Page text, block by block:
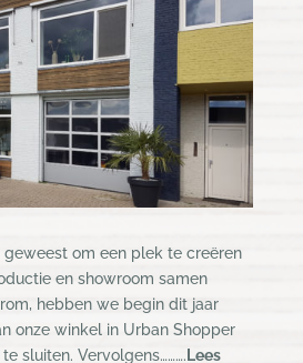
geweest om een plek te creëren
en showroom samen
hebben we begin dit jaar
onze winkel in Urban Shopper
sluiten. Vervolgens………. Lees